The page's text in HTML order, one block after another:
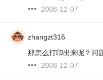
2008-12-07
zhangzt316
那怎么打印出来呢？问
2008-12-07